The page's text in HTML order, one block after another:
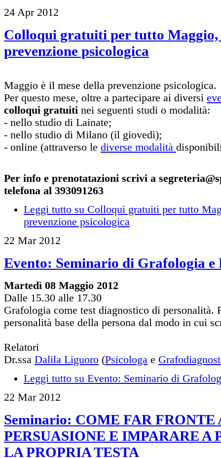
24 Apr 2012
Colloqui gratuiti per tutto Maggio,
prevenzione psicologica
Maggio è il mese della prevenzione psicologica.
Per questo mese, oltre a partecipare ai diversi
colloqui gratuiti nei seguenti studi o modalità:
- nello studio di Lainate;
- nello studio di Milano (il giovedì);
- online (attraverso le diverse modalità
Per info e prenotatazioni scrivi a
telefona al 393091263
Leggi tutto su Colloqui gratuiti per tutto
prevenzione psicologica
22 Mar 2012
Evento: Seminario di Grafologia e
Martedì 08 Maggio 2012
Dalle 15.30 alle 17.30
Grafologia come test diagnostico di personalità.
personalità base della persona dal modo in cui
Relatori
Dr.ssa Dalila Liguoro (Psicologa e
Leggi tutto su Evento: Seminario di
22 Mar 2012
Seminario: COME FAR
PERSUASIONE E IMPARARE A
LA PROPRIA TESTA